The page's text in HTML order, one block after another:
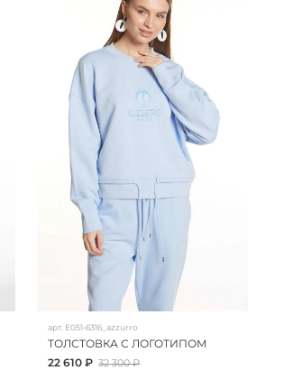
арт. E051-6316_azzurro
ТОЛСТОВКА С ЛОГОТИПОМ
22 610 ₽ 32 300 ₽